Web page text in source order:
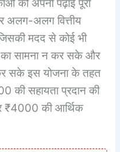
को अपनी पढ़ाई पूरी
अलग वित्तीय
मदद से कोई भी
का सामना न कर सके और
सके इस योजना के तहत
की सहायता प्रदान की
₹4000 की आर्थिक